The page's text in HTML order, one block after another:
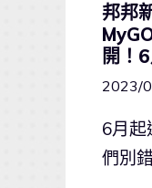
邦邦
開！
2023/
6月起
們別